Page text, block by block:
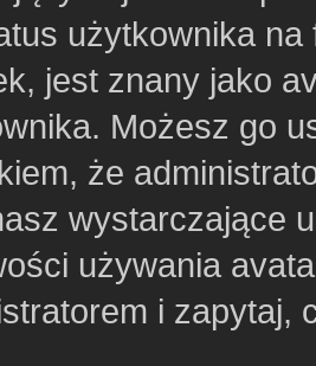
użytkownika
jest znany jako
Możesz go
że
wystarczające
używania
i zapytaj,